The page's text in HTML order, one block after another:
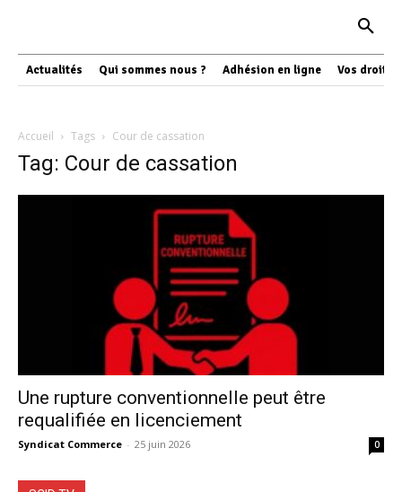
Actualités Qui sommes nous ? Adhésion en ligne Vos droits
Accueil Tags Cour de cassation
Tag: Cour de cassation
Une rupture conventionnelle peut être
requalifiée en licenciement
Syndicat Commerce - 25 juin 2026 0